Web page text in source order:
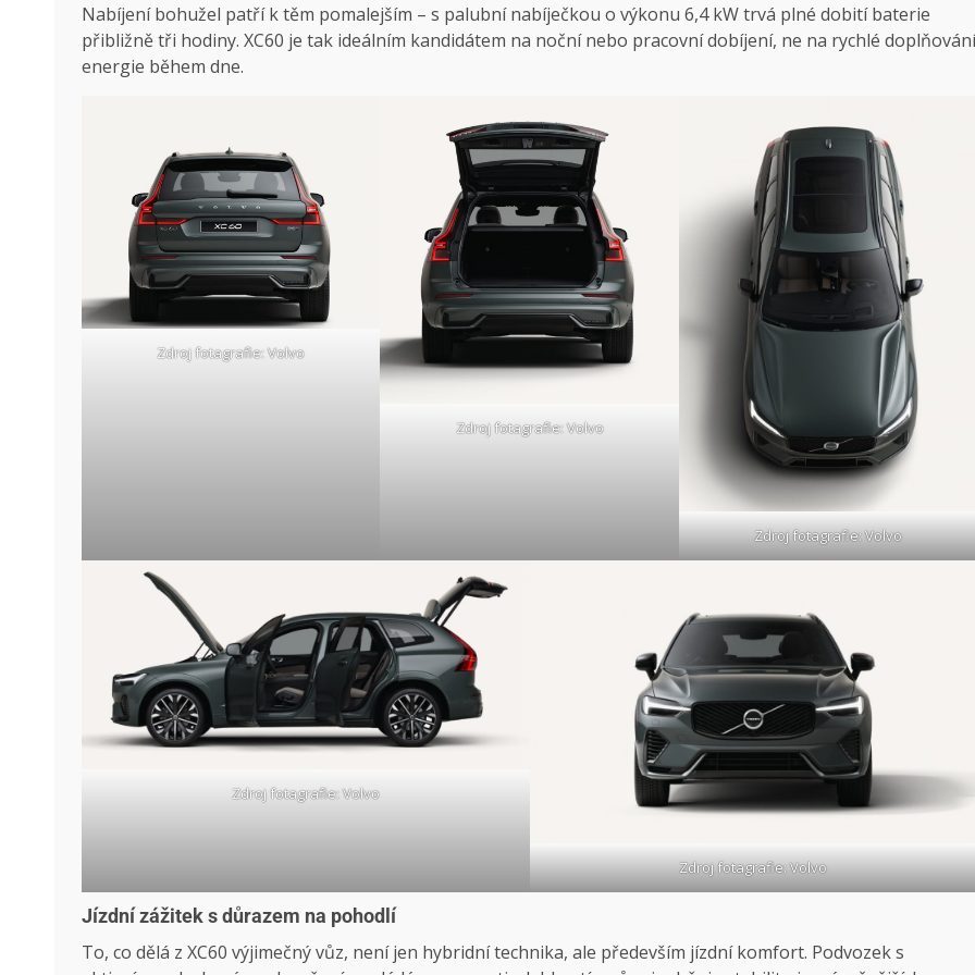
Nabíjení bohužel patří k těm pomalejším – s palubní nabíječkou o výkonu 6,4 kW trvá plné dobití baterie
přibližně tři hodiny. XC60 je tak ideálním kandidátem na noční nebo pracovní dobíjení, ne na rychlé doplňování
energie během dne.
Zdroj fotagrafie: Volvo
Zdroj fotagrafie: Volvo
Zdroj fotagrafie: Volvo
Zdroj fotagrafie: Volvo
Zdroj fotagrafie: Volvo
Jízdní zážitek s důrazem na pohodlí
To, co dělá z XC60 výjimečný vůz, není jen hybridní technika, ale především jízdní komfort. Podvozek s